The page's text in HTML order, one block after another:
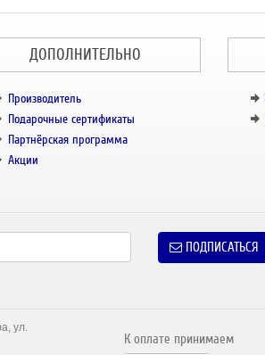
ДОПОЛНИТЕЛЬНО
Производитель
Подарочные сертификаты
Партнёрская программа
Акции
ПОДПИСАТЬСЯ
ул.
К оплате принимаем